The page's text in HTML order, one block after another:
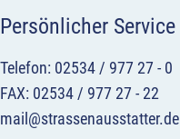
Persönlicher Service
Telefon: 02534 / 977 27 - 0
FAX: 02534 / 977 27 - 22
mail@strassenausstatter.de